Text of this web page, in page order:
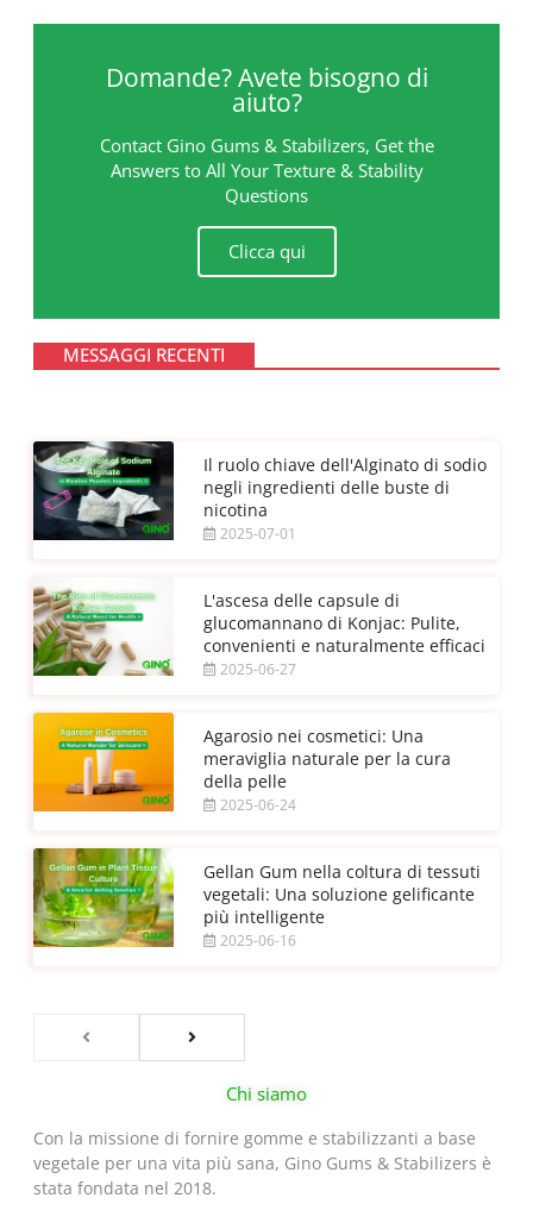
Domande? Avete bisogno di
aiuto?
Contact Gino Gums & Stabilizers, Get the
Answers to All Your Texture & Stability
Questions
Clicca qui
MESSAGGI RECENTI
Il ruolo chiave dell'Alginato di sodio
negli ingredienti delle buste di
nicotina
2025-07-01
L'ascesa delle capsule di
glucomannano di Konjac: Pulite,
convenienti e naturalmente efficaci
2025-06-27
Agarosio nei cosmetici: Una
meraviglia naturale per la cura
della pelle
2025-06-24
Gellan Gum nella coltura di tessuti
vegetali: Una soluzione gelificante
più intelligente
2025-06-16
Chi siamo
Con la missione di fornire gomme e stabilizzanti a base
vegetale per una vita più sana, Gino Gums & Stabilizers è
stata fondata nel 2018.